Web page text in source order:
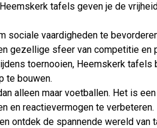
tafels geven je de
sociale vaardigheden te
gezellige sfeer van competitie en
toernooien, Heemskerk tafels
te bouwen.
alleen maar voetballen. Het is
en reactievermogen te verbeteren.
ontdek de spannende wereld van